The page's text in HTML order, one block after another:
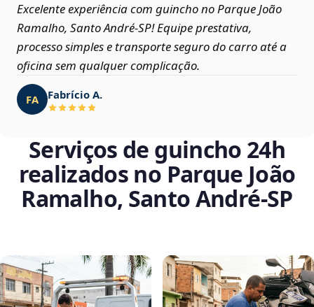
Excelente experiência com guincho no Parque João
Ramalho, Santo André‑SP! Equipe prestativa,
processo simples e transporte seguro do carro até a
oficina sem qualquer complicação.
FA Fabrício A.
Serviços de guincho 24h
realizados no Parque João
Ramalho, Santo André‑SP